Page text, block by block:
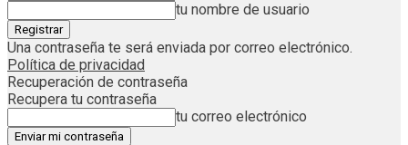
tu nombre de usuario
Una contraseña te será enviada por correo electrónico.
Política de privacidad
Recuperación de contraseña
Recupera tu contraseña
tu correo electrónico